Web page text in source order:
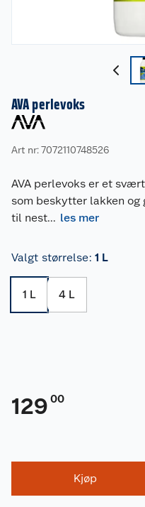
AVA perlevoks
Art nr: 7072110748526
AVA perlevoks er et
som beskytter lakken
til nest... les mer
Valgt størrelse: 1 L
1 L 4 L
129 00
Kjøp